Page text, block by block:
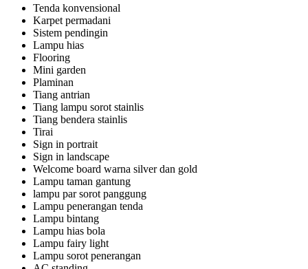
Tenda konvensional
Karpet permadani
Sistem pendingin
Lampu hias
Flooring
Mini garden
Plaminan
Tiang antrian
Tiang lampu sorot stainlis
Tiang bendera stainlis
Tirai
Sign in portrait
Sign in landscape
Welcome board warna silver dan gold
Lampu taman gantung
lampu par sorot panggung
Lampu penerangan tenda
Lampu bintang
Lampu hias bola
Lampu fairy light
Lampu sorot penerangan